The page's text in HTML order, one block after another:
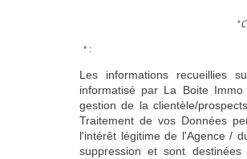
*
* :
Les informations recueillies
informatisé par La Boite
gestion de la clientèle/
Traitement de vos Données
l'intérêt légitime de l'Agence /
suppression et sont